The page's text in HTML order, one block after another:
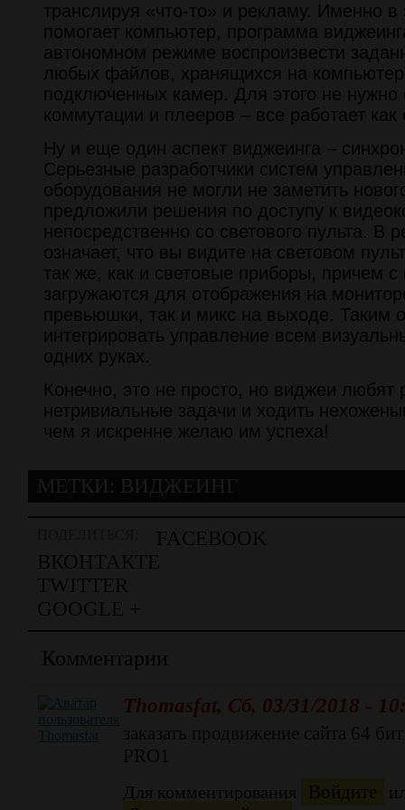
транслируя «что-то» и рекламу. Именно в
помогает компьютер, программа
автономном режиме воспроизвести
любых файлов, хранящихся на
подключенных камер. Для этого не нужно
коммутации и плееров – все работает как
Ну и еще один аспект виджеинга –
Серьезные разработчики систем
оборудования не могли не заметить
предложили решения по доступу к
непосредственно со светового пульта. В
означает, что вы видите на световом
так же, как и световые приборы, причем с
загружаются для отображения на
превьюшки, так и микс на выходе. Таким
интегрировать управление всем
одних руках.
Конечно, это не просто, но виджеи любят
нетривиальные задачи и ходить
чем я искренне желаю им успеха!
Комментарии
Thomasfat, Сб, 03/31/2018 -
Для комментирования